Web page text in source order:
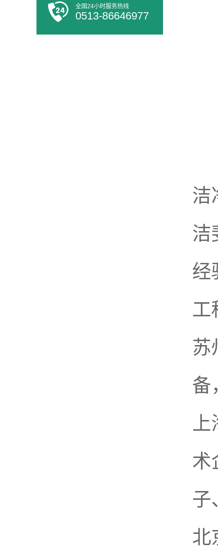
全国24小时服务热线
0513-86646977
洁
洁
经
工
苏
备
术
子
北